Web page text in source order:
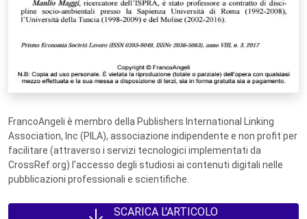
FrancoAngeli è membro della Publishers International Linking
Association, Inc (PILA), associazione indipendente e non profit per
facilitare (attraverso i servizi tecnologici implementati da
CrossRef.org) l’accesso degli studiosi ai contenuti digitali nelle
pubblicazioni professionali e scientifiche.
SCARICA L'ARTICOLO